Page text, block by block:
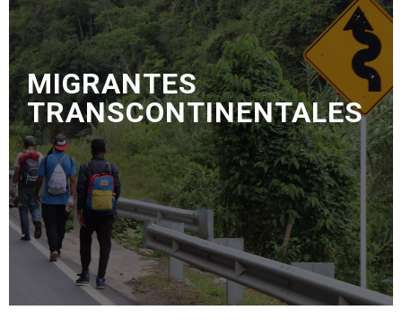
MIGRANTES
TRANSCONTINENTALES